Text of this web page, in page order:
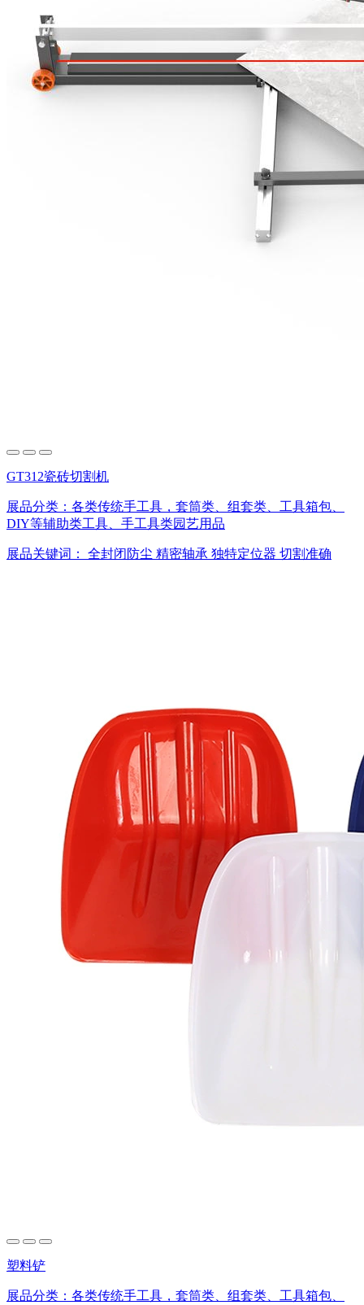
GT312瓷砖切割机
展品分类： 各类传统手工具，套筒类、组套类、工具箱包、
DIY等辅助类工具、手工具类园艺用品
展品关键词： 全封闭防尘 精密轴承 独特定位器 切割准确
塑料铲
展品分类： 各类传统手工具，套筒类、组套类、工具箱包、